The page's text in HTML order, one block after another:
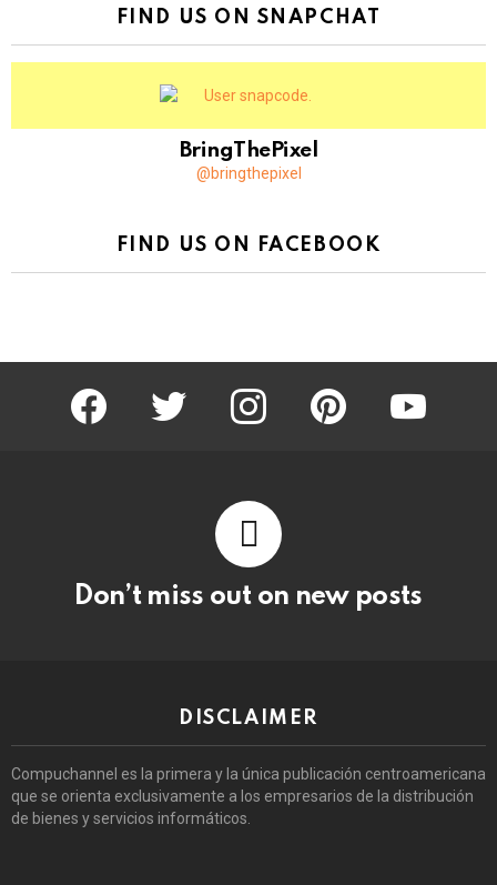
FIND US ON SNAPCHAT
BringThePixel
@bringthepixel
FIND US ON FACEBOOK
facebook twitter instagram pinterest youtube
Don’t miss out on new posts
DISCLAIMER
Compuchannel es la primera y la única publicación centroamericana
que se orienta exclusivamente a los empresarios de la distribución
de bienes y servicios informáticos.